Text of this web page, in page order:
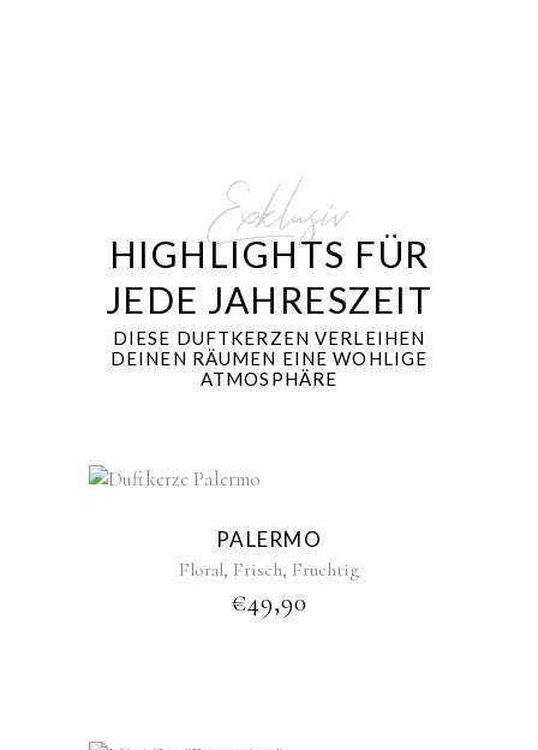
Exklusiv
HIGHLIGHTS FÜR
JEDE JAHRESZEIT
DIESE DUFTKERZEN VERLEIHEN
DEINEN RÄUMEN EINE WOHLIGE
ATMOSPHÄRE
PALERMO
Floral, Frisch, Fruchtig
€49,90